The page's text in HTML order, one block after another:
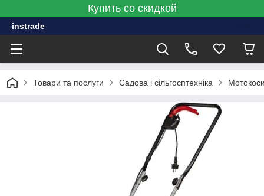
Купить со скидкой
instrade
Товари та послуги Садова і сільгосптехніка